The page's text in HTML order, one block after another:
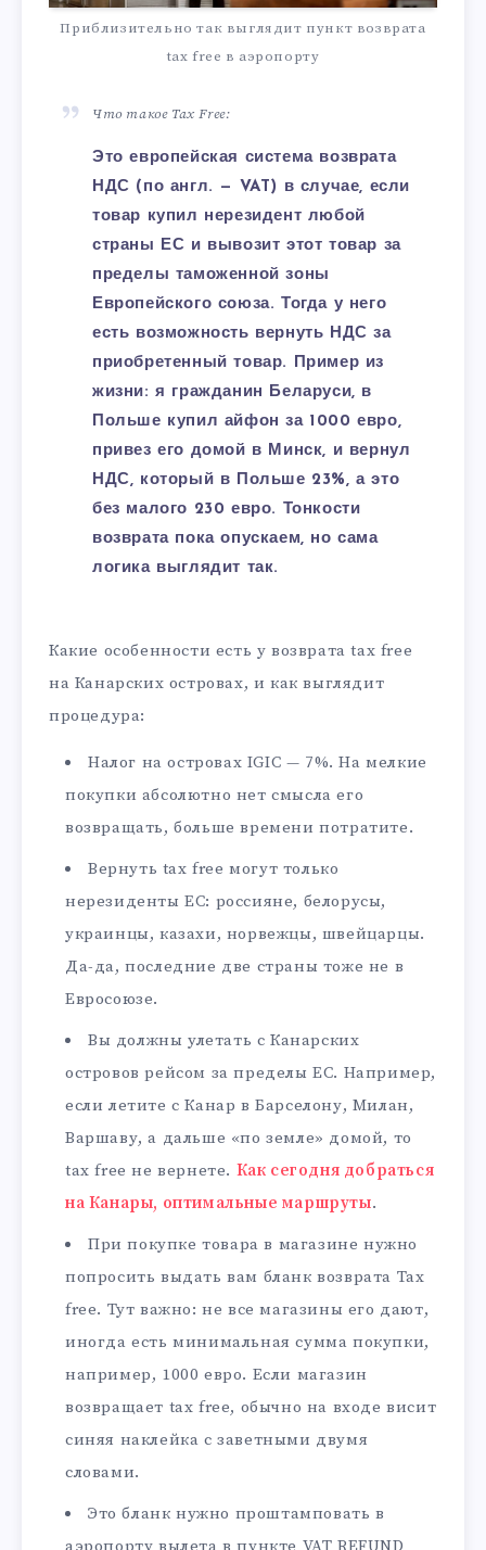
Приблизительно так выглядит пункт возврата
tax free в аэропорту
Что такое Tax Free:
Это европейская система возврата
НДС (по англ. — VAT) в случае, если
товар купил нерезидент любой
страны ЕС и вывозит этот товар за
пределы таможенной зоны
Европейского союза. Тогда у него
есть возможность вернуть НДС за
приобретенный товар. Пример из
жизни: я гражданин Беларуси, в
Польше купил айфон за 1000 евро,
привез его домой в Минск, и вернул
НДС, который в Польше 23%, а это
без малого 230 евро. Тонкости
возврата пока опускаем, но сама
логика выглядит так.
Какие особенности есть у возврата tax free
на Канарских островах, и как выглядит
процедура:
Налог на островах IGIC — 7%. На мелкие
покупки абсолютно нет смысла его
возвращать, больше времени потратите.
Вернуть tax free могут только
нерезиденты ЕС: россияне, белорусы,
украинцы, казахи, норвежцы, швейцарцы.
Да-да, последние две страны тоже не в
Евросоюзе.
Вы должны улетать с Канарских
островов рейсом за пределы ЕС. Например,
если летите с Канар в Барселону, Милан,
Варшаву, а дальше «по земле» домой, то
tax free не вернете. Как сегодня добраться
на Канары, оптимальные маршруты.
При покупке товара в магазине нужно
попросить выдать вам бланк возврата Tax
free. Тут важно: не все магазины его дают,
иногда есть минимальная сумма покупки,
например, 1000 евро. Если магазин
возвращает tax free, обычно на входе висит
синяя наклейка с заветными двумя
словами.
Это бланк нужно проштамповать в
аэропорту вылета в пункте VAT REFUND